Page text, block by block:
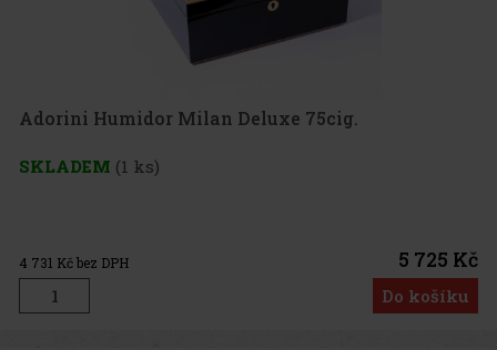
Adorini Humidor Milan Deluxe 75cig.
SKLADEM (1 ks)
4 731 Kč bez DPH 5 725 Kč
Do košíku